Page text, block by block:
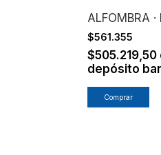
ALFOMBRA ·
$561.355
$505.219,50
depósito
Comprar